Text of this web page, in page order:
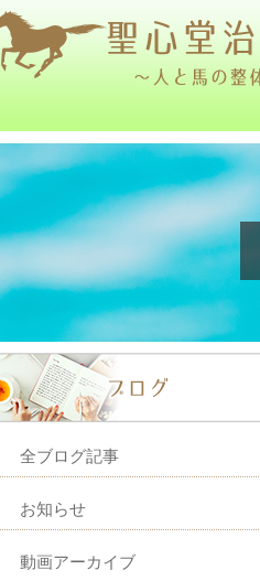
全ブログ記事
お知らせ
動画アーカイブ